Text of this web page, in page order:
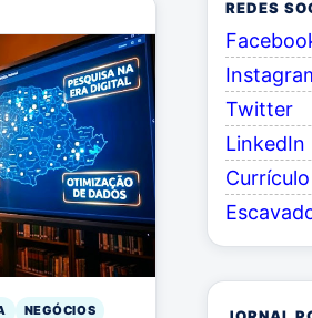
NEGÓCIOS
REDES
Twitter
LinkedIn